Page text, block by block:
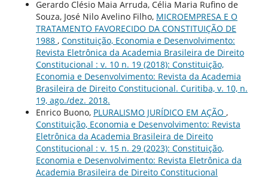
Gerardo Clésio Maia Arruda, Célia Maria Rufino de
Souza, José Nilo Avelino Filho, MICROEMPRESA E O
TRATAMENTO FAVORECIDO DA CONSTITUIÇÃO DE
1988 , Constituição, Economia e Desenvolvimento:
Revista Eletrônica da Academia Brasileira de Direito
Constitucional : v. 10 n. 19 (2018): Constituição,
Economia e Desenvolvimento: Revista da Academia
Brasileira de Direito Constitucional. Curitiba, v. 10, n.
19, ago./dez. 2018.
Enrico Buono, PLURALISMO JURÍDICO EM AÇÃO ,
Constituição, Economia e Desenvolvimento: Revista
Eletrônica da Academia Brasileira de Direito
Constitucional : v. 15 n. 29 (2023): Constituição,
Economia e Desenvolvimento: Revista Eletrônica da
Academia Brasileira de Direito Constitucional